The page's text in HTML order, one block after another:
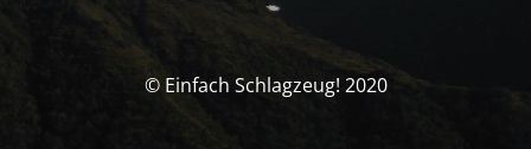
© Einfach Schlagzeug! 2020